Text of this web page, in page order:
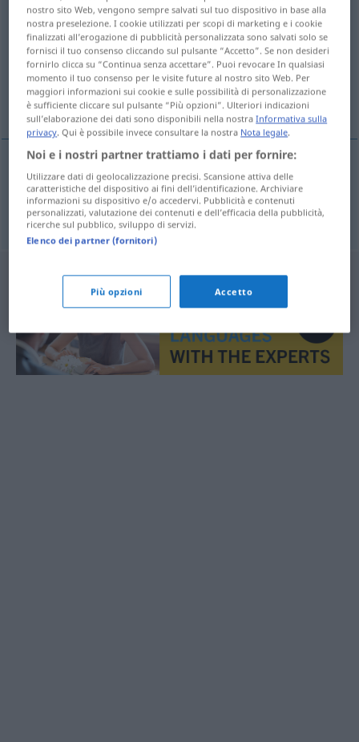
Panoramica di tutte le traduzion
(Fai clic sulla/Tocca traduzione per maggiori dettagli)
surreptitiousness, furtiveness, stealthiness,
slyness
surreptitiousness,furtiveness, stealth(iness),
slyness
Verstohlenheit
nostro sito Web, vengono sempre salvati sul tuo dispositivo in base alla
nostra preselezione. I cookie utilizzati per scopi di marketing e i cookie
finalizzati all’erogazione di pubblicità personalizzata sono salvati solo se
fornisci il tuo consenso cliccando sul pulsante “Accetto”. Se non desideri
fornirlo clicca su “Continua senza accettare”. Puoi revocare In qualsiasi
momento il tuo consenso per le visite future al nostro sito Web. Per
maggiori informazioni sui cookie e sulle possibilità di personalizzazione
è sufficiente cliccare sul pulsante “Più opzioni”. Ulteriori indicazioni
sull’elaborazione dei dati sono disponibili nella nostraInformativa sulla
privacy. Qui è possibile invece consultare la nostra Nota legale.
Noi e i nostri partner trattiamo i dati per fornire:
Utilizzare dati di geolocalizzazione precisi. Scansione attiva delle
caratteristiche del dispositivo ai fini dell’identificazione. Archiviare
informazioni su dispositivo e/o accedervi. Pubblicità e contenuti
personalizzati, valutazione dei contenuti e dell’efficacia della pubblicità,
ricerche sul pubblico, sviluppo di servizi.
Elenco dei partner (fornitori)
Più opzioni Accetto